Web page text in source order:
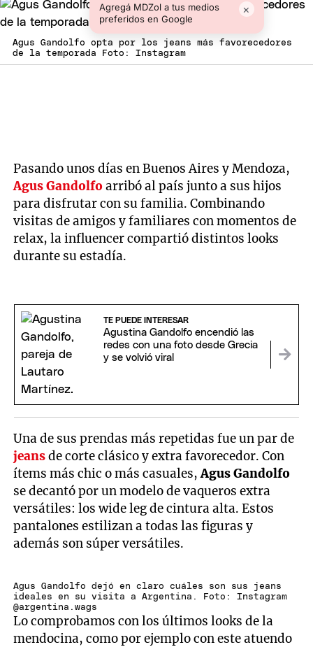
Agregá MDZol a tus medios
preferidos en Google
×
Agus Gandolfo opta por los jeans más favorecedores
de la temporada Foto: Instagram
Pasando unos días en Buenos Aires y Mendoza,
Agus Gandolfoarribó al país junto a sus hijos
para disfrutar con su familia. Combinando
visitas de amigos y familiares con momentos de
relax, la influencer compartió distintos looks
durante su estadía.
TE PUEDE INTERESAR
Agustina Gandolfo encendió las
redes con una foto desde Grecia
y se volvió viral
Una de sus prendas más repetidas fue un par de
jeansde corte clásico y extra favorecedor. Con
ítems más chic o más casuales,Agus Gandolfo
se decantó por un modelo de vaqueros extra
versátiles: los wide leg de cintura alta. Estos
pantalones estilizan a todas las figuras y
además son súper versátiles.
Agus Gandolfo dejó en claro cuáles son sus jeans
ideales en su visita a Argentina. Foto: Instagram
@argentina.wags
Lo comprobamos con los últimos looks de la
mendocina, como por ejemplo con este atuendo